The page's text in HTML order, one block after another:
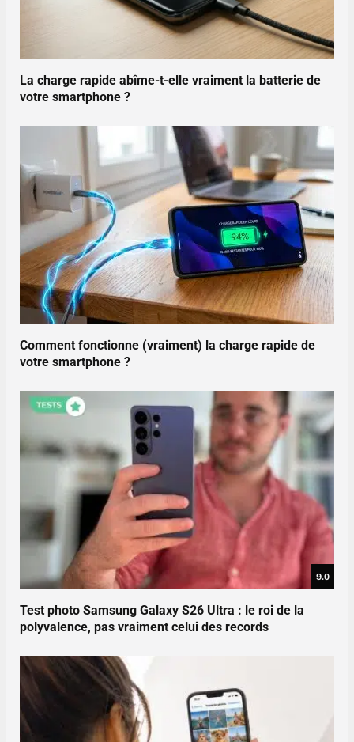
La charge rapide abîme-t-elle vraiment la batterie de
votre smartphone ?
Comment fonctionne (vraiment) la charge rapide de
votre smartphone ?
9.0
Test photo Samsung Galaxy S26 Ultra : le roi de la
polyvalence, pas vraiment celui des records